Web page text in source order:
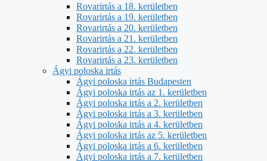
Rovarirtás a 18. kerületben
Rovarirtás a 19. kerületben
Rovarirtás a 20. kerületben
Rovarirtás a 21. kerületben
Rovarirtás a 22. kerületben
Rovarirtás a 23. kerületben
Ágyi poloska irtás
Ágyi poloska irtás Budapesten
Ágyi poloska irtás az 1. kerületben
Ágyi poloska irtás a 2. kerületben
Ágyi poloska irtás a 3. kerületben
Ágyi poloska irtás a 4. kerületben
Ágyi poloska irtás az 5. kerületben
Ágyi poloska irtás a 6. kerületben
Ágyi poloska irtás a 7. kerületben